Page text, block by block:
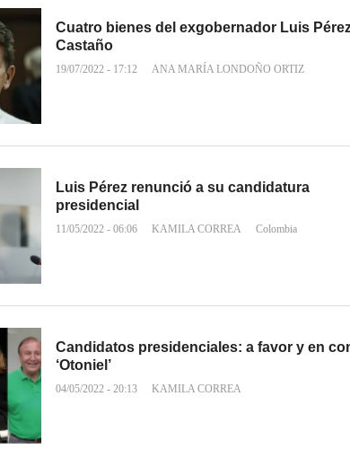
Cuatro bienes del exgobernador Luis
Castaño
19/07/2022 - 17:12 ANA MARÍA LONDOÑO ORTIZ
Luis Pérez renunció a su candidatura
presidencial
11/05/2022 - 06:06 KAMILA CORREA Colombia
Candidatos presidenciales: a favor y en
‘Otoniel’
04/05/2022 - 20:13 KAMILA CORREA